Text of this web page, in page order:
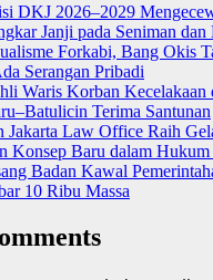
DKJ 2026–2029
Janji pada Seniman
Forkabi, Bang Okis
Serangan Pribadi
Waris Korban Kecelakaan
Terima Santunan
Jakarta Law Office Raih
Konsep Baru dalam
Badan Kawal
10 Ribu Massa